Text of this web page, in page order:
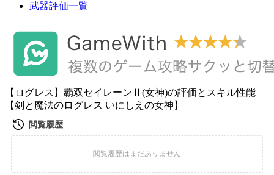
武器評価一覧
【ログレス】覇双セイレーンⅡ(女神)の評価とスキル性能
【剣と魔法のログレス いにしえの女神】